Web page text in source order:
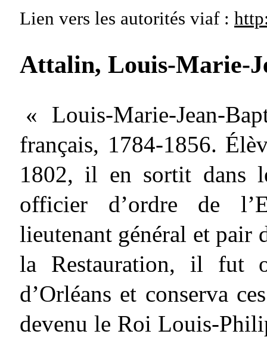
Lien vers les autorités viaf :
Attalin, Louis-Marie-
« Louis-Marie-Jean-
français, 1784-1856.
1802, il en sortit dans
officier d’ordre de
lieutenant général et pair
la Restauration, il fut
d’Orléans et conserva
devenu le Roi Louis-